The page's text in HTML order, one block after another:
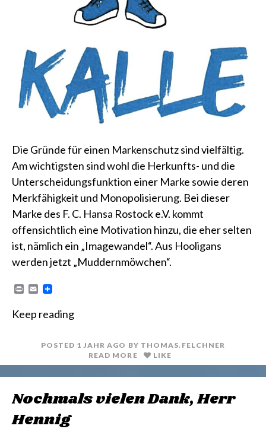
Die Gründe für einen Markenschutz sind vielfältig.
Am wichtigsten sind wohl die Herkunfts- und die
Unterscheidungsfunktion einer Marke sowie deren
Merkfähigkeit und Monopolisierung. Bei dieser
Marke des F. C. Hansa Rostock e.V. kommt
offensichtlich eine Motivation hinzu, die eher selten
ist, nämlich ein „Imagewandel“. Aus Hooligans
werden jetzt „Muddernmöwchen“.
n
E
i
Keep reading
POSTED 1 JAHR AGO BY THOMAS.FELCHNER
READ MORE
LIKE
Nochmals vielen Dank, Herr
Hennig